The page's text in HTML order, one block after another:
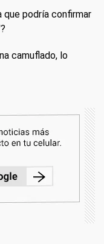
que podría confirmar
camuflado, lo